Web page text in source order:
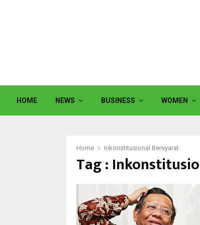
HOME NEWS BUSINESS WOMEN
Home Inkonstitusional Bersyarat
Tag :